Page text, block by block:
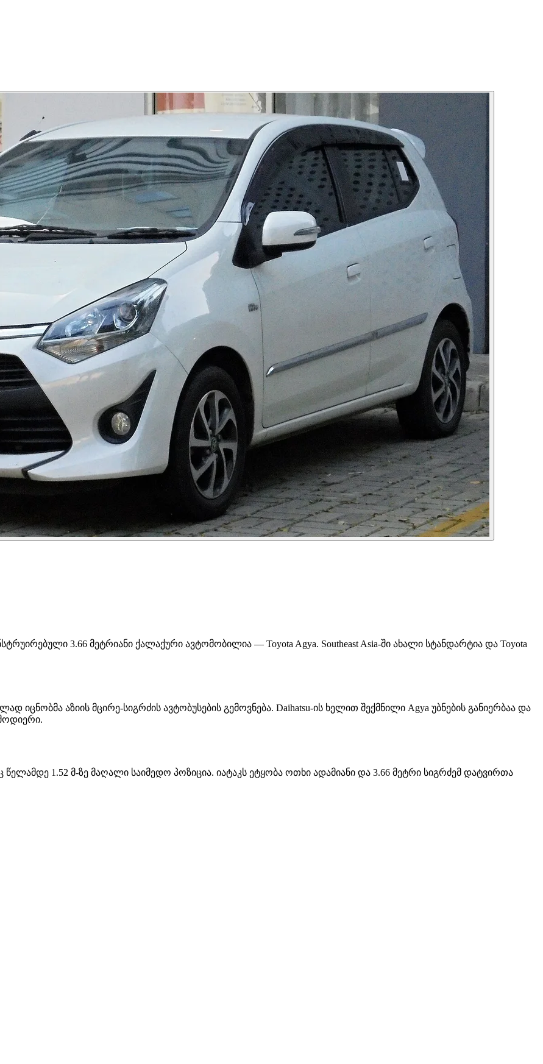
3.66 მეტრიანი ქალაქური ავტომობილია — Toyota Agya. Southeast Asia-ში ახალი სტანდარტია და Toyota
აზიის მცირე-სიგრძის ავტობუსების გემოვნება. Daihatsu-ის ხელით შექმნილი Agya უბნების განიერბაა და
1.52 მ-ზე მაღალი საიმედო პოზიცია. იატაკს ეტყობა ოთხი ადამიანი და 3.66 მეტრი სიგრძემ დატვირთა